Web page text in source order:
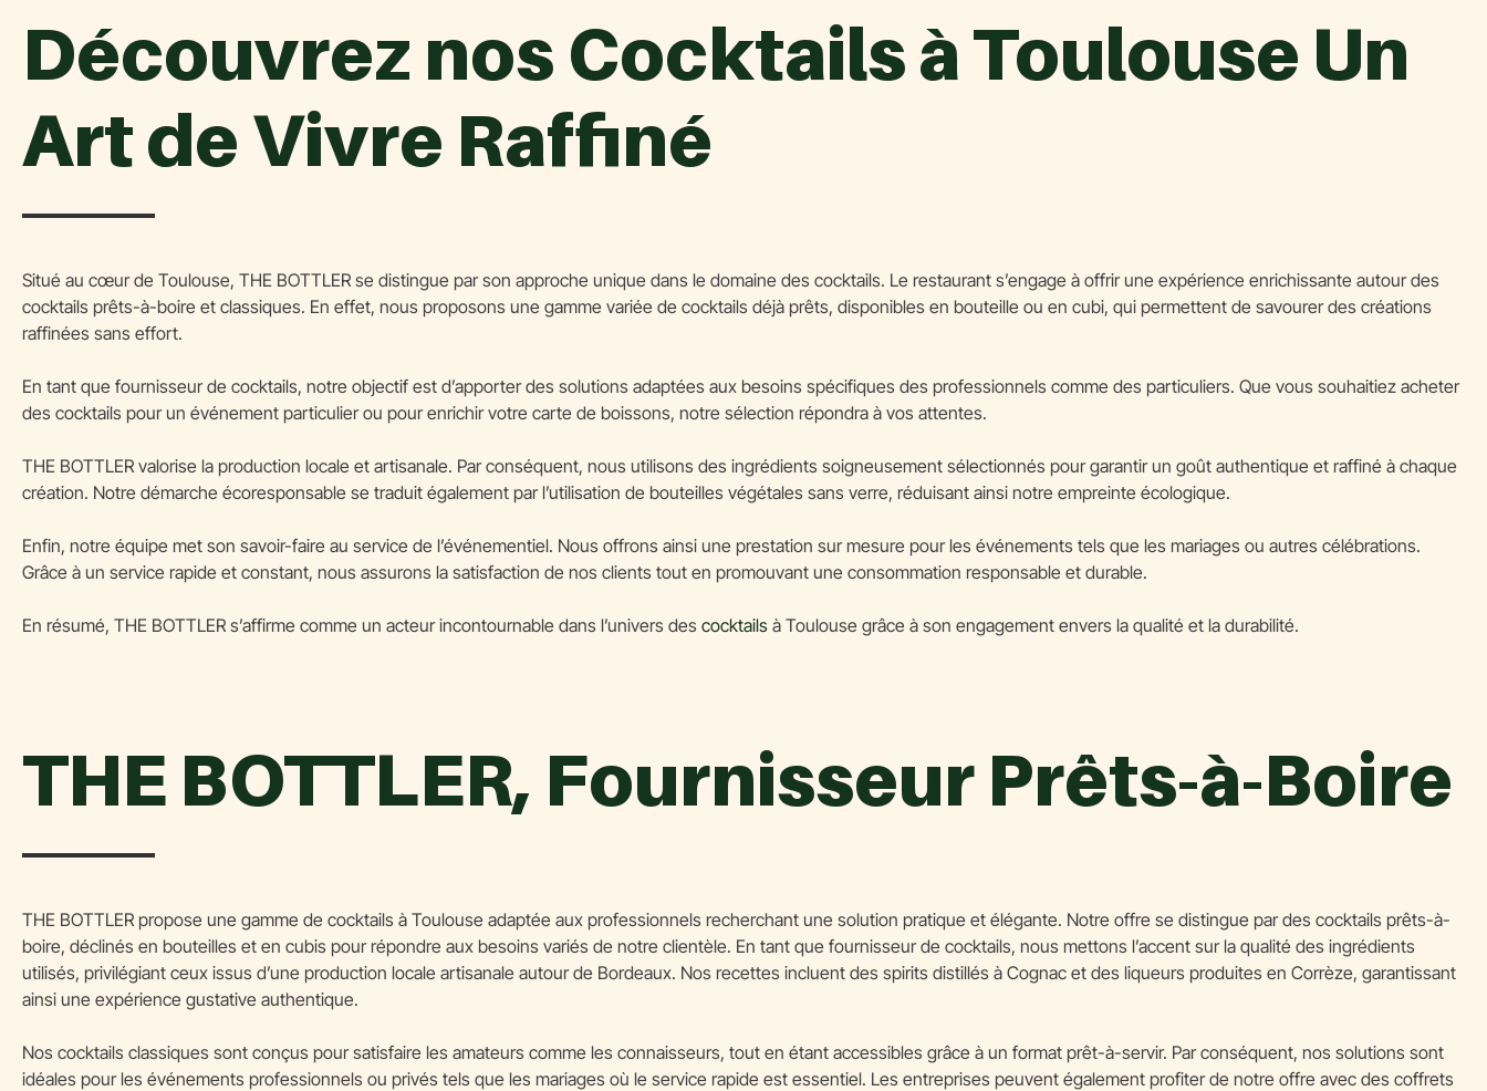
Découvrez nos Cocktails à Toulouse Un
Art de Vivre Raffiné
Situé au cœur de Toulouse, THE BOTTLER se distingue par son approche unique dans le domaine des cocktails. Le restaurant s’engage à offrir une expérience enrichissante autour des
cocktails prêts-à-boire et classiques. En effet, nous proposons une gamme variée de cocktails déjà prêts, disponibles en bouteille ou en cubi, qui permettent de savourer des créations
raffinées sans effort.
En tant que fournisseur de cocktails, notre objectif est d’apporter des solutions adaptées aux besoins spécifiques des professionnels comme des particuliers. Que vous souhaitiez acheter
des cocktails pour un événement particulier ou pour enrichir votre carte de boissons, notre sélection répondra à vos attentes.
THE BOTTLER valorise la production locale et artisanale. Par conséquent, nous utilisons des ingrédients soigneusement sélectionnés pour garantir un goût authentique et raffiné à chaque
création. Notre démarche écoresponsable se traduit également par l’utilisation de bouteilles végétales sans verre, réduisant ainsi notre empreinte écologique.
Enfin, notre équipe met son savoir-faire au service de l’événementiel. Nous offrons ainsi une prestation sur mesure pour les événements tels que les mariages ou autres célébrations.
Grâce à un service rapide et constant, nous assurons la satisfaction de nos clients tout en promouvant une consommation responsable et durable.
En résumé, THE BOTTLER s’affirme comme un acteur incontournable dans l’univers des cocktails à Toulouse grâce à son engagement envers la qualité et la durabilité.
THE BOTTLER, Fournisseur Prêts-à-Boire
THE BOTTLER propose une gamme de cocktails à Toulouse adaptée aux professionnels recherchant une solution pratique et élégante. Notre offre se distingue par des cocktails prêts-à-
boire, déclinés en bouteilles et en cubis pour répondre aux besoins variés de notre clientèle. En tant que fournisseur de cocktails, nous mettons l’accent sur la qualité des ingrédients
utilisés, privilégiant ceux issus d’une production locale artisanale autour de Bordeaux. Nos recettes incluent des spirits distillés à Cognac et des liqueurs produites en Corrèze, garantissant
ainsi une expérience gustative authentique.
Nos cocktails classiques sont conçus pour satisfaire les amateurs comme les connaisseurs, tout en étant accessibles grâce à un format prêt-à-servir. Par conséquent, nos solutions sont
idéales pour les événements professionnels ou privés tels que les mariages où le service rapide est essentiel. Les entreprises peuvent également profiter de notre offre avec des coffrets